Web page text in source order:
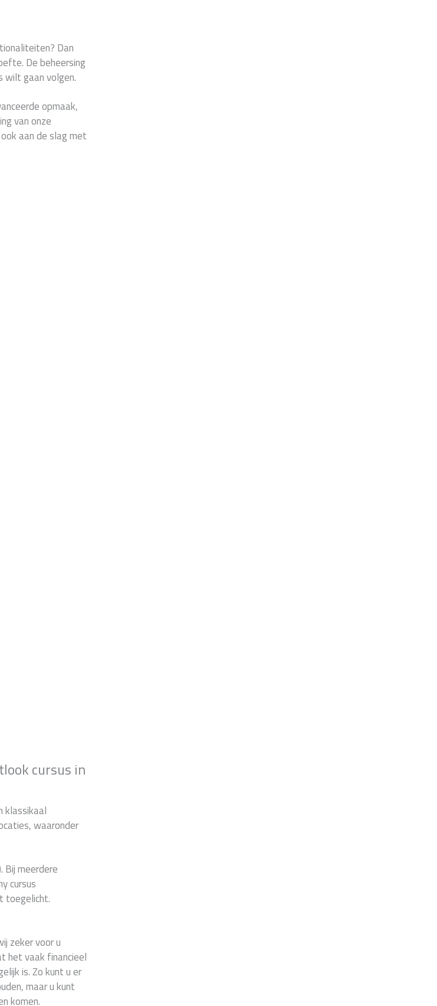
Dan
De beheersing
wilt gaan volgen.
opmaak,
van onze
aan de slag met
cursus in
klassikaal
waaronder
Bij meerdere
cursus
toegelicht.
zeker voor u
het vaak financieel
is. Zo kunt u er
maar u kunt
komen.